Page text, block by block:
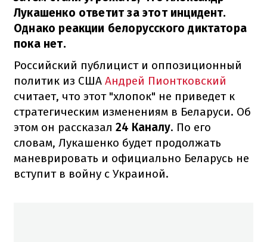
Лукашенко ответит за этот инцидент.
Однако реакции белорусского диктатора
пока нет.
Российский публицист и оппозиционный
политик из США Андрей Пионтковский
считает, что этот "хлопок" не приведет к
стратегическим изменениям в Беларуси. Об
этом он рассказал 24 Каналу. По его
словам, Лукашенко будет продолжать
маневрировать и официально Беларусь не
вступит в войну с Украиной.